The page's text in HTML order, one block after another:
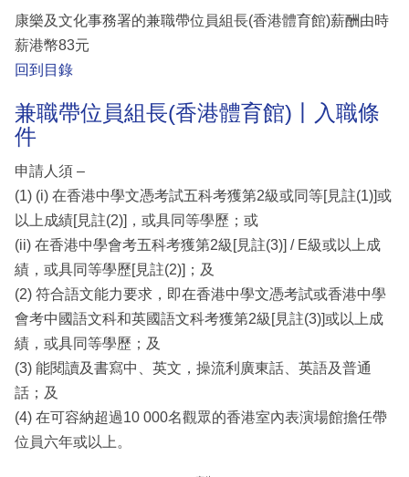
康樂及文化事務署的兼職帶位員組長(香港體育館)薪酬由時
薪港幣83元
回到目錄
兼職帶位員組長(香港體育館)丨入職條
件
申請人須 –
(1) (i) 在香港中學文憑考試五科考獲第2級或同等[見註(1)]或
以上成績[見註(2)]，或具同等學歷；或
(ii) 在香港中學會考五科考獲第2級[見註(3)] / E級或以上成
績，或具同等學歷[見註(2)]；及
(2) 符合語文能力要求，即在香港中學文憑考試或香港中學
會考中國語文科和英國語文科考獲第2級[見註(3)]或以上成
績，或具同等學歷；及
(3) 能閱讀及書寫中、英文，操流利廣東話、英語及普通
話；及
(4) 在可容納超過10 000名觀眾的香港室內表演場館擔任帶
位員六年或以上。